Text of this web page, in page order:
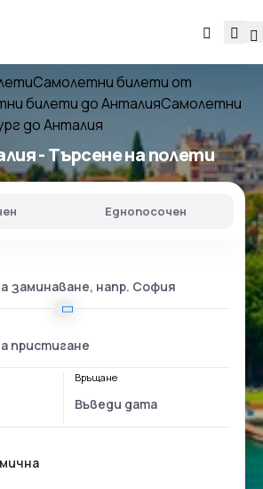
Самолетни билети от
билети до АнталияСамолетни
до Анталия
- Търсене на полети
Еднопосочен
Връщане